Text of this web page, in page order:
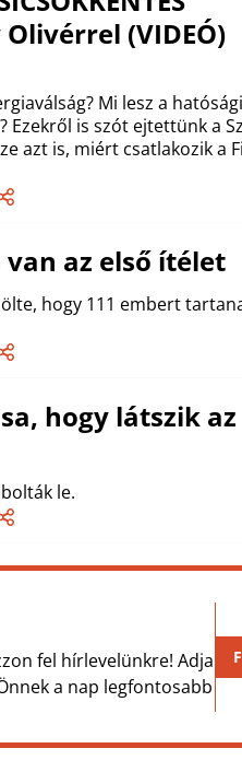
(VIDEÓ)
Mi lesz a
Ezekről is szót ejtettünk a
azt is, miért csatlakozik a
az első ítélet
hogy 111 embert
hogy látszik
le.
fel hírlevelünkre! Adja
a nap legfontosabb